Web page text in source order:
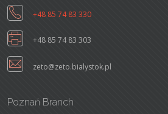
+48 85 74 83 330
+48 85 74 83 303
zeto@zeto.bialystok.pl
Poznań Branch